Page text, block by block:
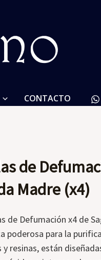
CONTACTO
de
Madre (x4)
de Defumación x4 de
poderosa para la
y resinas, están